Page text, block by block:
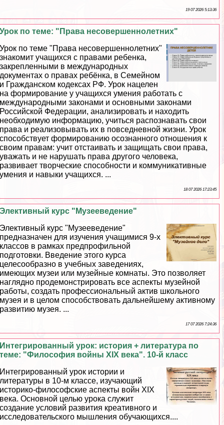
19 07 2026 5:13:36
Урок по теме: "Права несовершеннолетних"
Урок по теме "Права несовершеннолетних"
знакомит учащихся с правами ребенка,
закрепленными в международных
документах о правах ребёнка, в Семейном
и Гражданском кодексах РФ. Урок нацелен
на формирование у учащихся умения работать с
международными законами и основными законами
Российской Федерации, анализировать и находить
необходимую информацию, учиться распознавать свои
права и реализовывать их в повседневной жизни. Урок
способствует формированию осознанного отношения к
своим правам: учит отстаивать и защищать свои права,
уважать и не нарушать права другого человека,
развивает творческие способности и коммуникативные
умения и навыки учащихся. ...
18 07 2026 17:23:45
Элективный курс "Музееведение"
Элективный курс "Музееведение"
предназначен для изучения учащимися 9-х
классов в рамках предпрофильной
подготовки. Введение этого курса
целесообразно в учебных заведениях,
имеющих музеи или музейные комнаты. Это позволяет
наглядно продемонстрировать все аспекты музейной
работы, создать профессиональный актив школьного
музея и в целом способствовать дальнейшему активному
развитию музея. ...
17 07 2026 7:24:36
Интегрированный урок: история + литература по
теме: "Философия войны XIX века". 10-й класс
Интегрированный урок истории и
литературы в 10-м классе, изучающий
историко-философские аспекты войн XIX
века. Основной целью урока служит
создание условий развития креативного и
исследовательского мышления обучающихся....